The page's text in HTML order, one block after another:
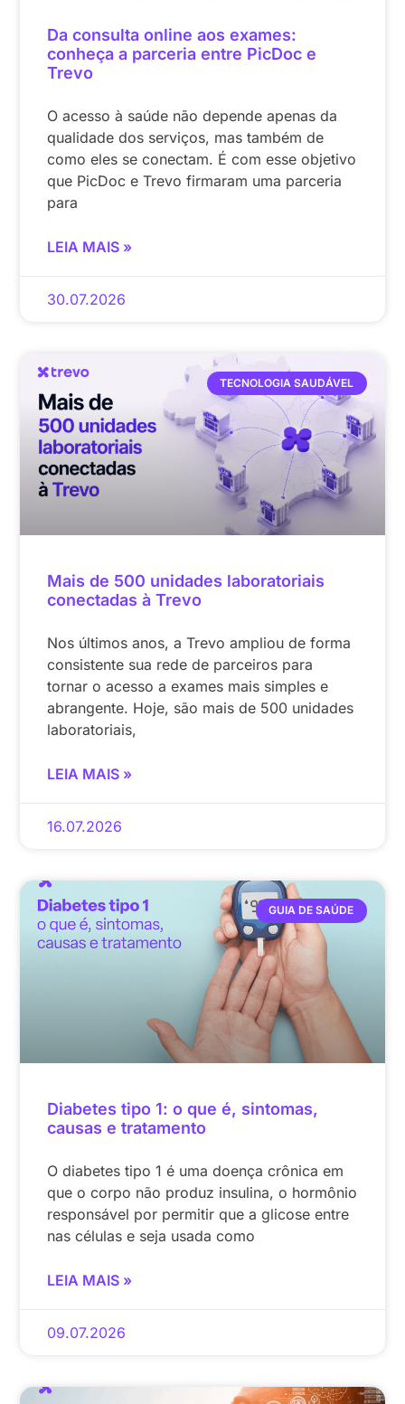
Da consulta online aos exames:
conheça a parceria entre PicDoc e
Trevo
O acesso à saúde não depende apenas da
qualidade dos serviços, mas também de
como eles se conectam. É com esse objetivo
que PicDoc e Trevo firmaram uma parceria
para
LEIA MAIS »
30.07.2026
TECNOLOGIA SAUDÁVEL
Mais de 500 unidades laboratoriais
conectadas à Trevo
Nos últimos anos, a Trevo ampliou de forma
consistente sua rede de parceiros para
tornar o acesso a exames mais simples e
abrangente. Hoje, são mais de 500 unidades
laboratoriais,
LEIA MAIS »
16.07.2026
GUIA DE SAÚDE
Diabetes tipo 1: o que é, sintomas,
causas e tratamento
O diabetes tipo 1 é uma doença crônica em
que o corpo não produz insulina, o hormônio
responsável por permitir que a glicose entre
nas células e seja usada como
LEIA MAIS »
09.07.2026